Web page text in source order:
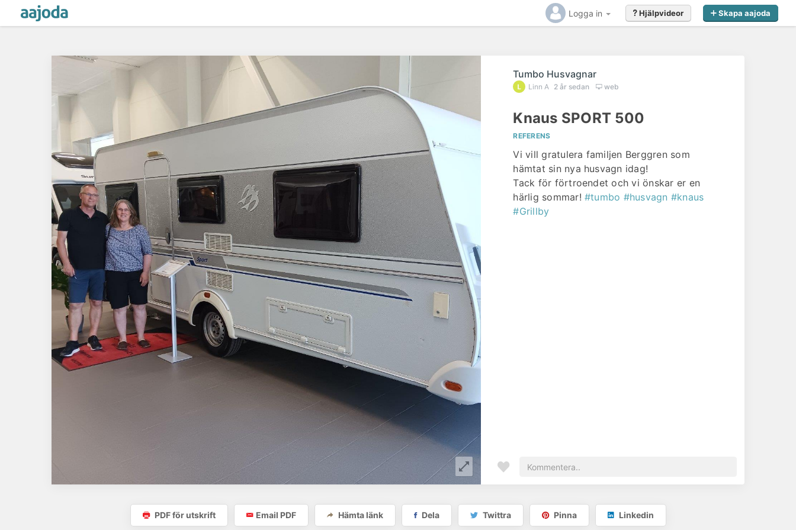
Logga in Skapa aajoda
Hjälpvideor
Tumbo Husvagnar
Linn A 2 år sedan web
Knaus SPORT 500
REFERENS
Vi vill gratulera familjen Berggren som
hämtat sin nya husvagn idag!
Tack för förtroendet och vi önskar er en
härlig sommar!#tumbo #husvagn #knaus
#Grillby
PDF för utskrift Email PDF Hämta länk Dela Twittra Pinna Linkedin